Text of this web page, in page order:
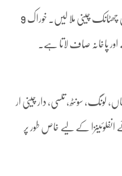
بنفشہ پانچ تولے باریک کر کے اس میں آدھی چھٹانک چینی ملا لیں۔ خوراک 9
پاخانہ صاف لاتا ہے۔
لونگ، سونٹھ، تلسی، دار چینی ار
انفلوئینزا کے لیے خاص طور پر